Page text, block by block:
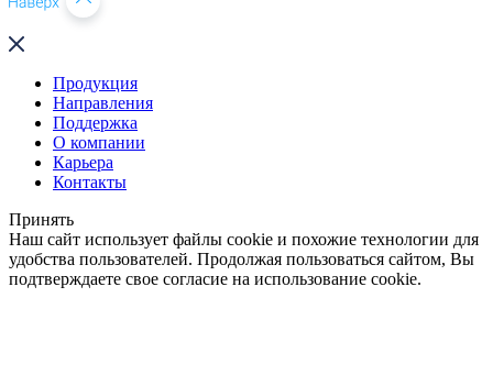
Продукция
Направления
Поддержка
О компании
Карьера
Контакты
Принять
Наш сайт использует файлы cookie и похожие технологии для
удобства пользователей. Продолжая пользоваться сайтом, Вы
подтверждаете свое согласие на использование cookie.